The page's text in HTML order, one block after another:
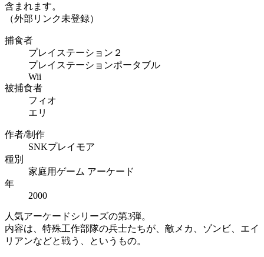
含まれます。
（外部リンク未登録）
捕食者
プレイステーション２
プレイステーションポータブル
Wii
被捕食者
フィオ
エリ
作者/制作
SNKプレイモア
種別
家庭用ゲーム アーケード
年
2000
人気アーケードシリーズの第3弾。
内容は、特殊工作部隊の兵士たちが、敵メカ、ゾンビ、エイ
リアンなどと戦う、というもの。